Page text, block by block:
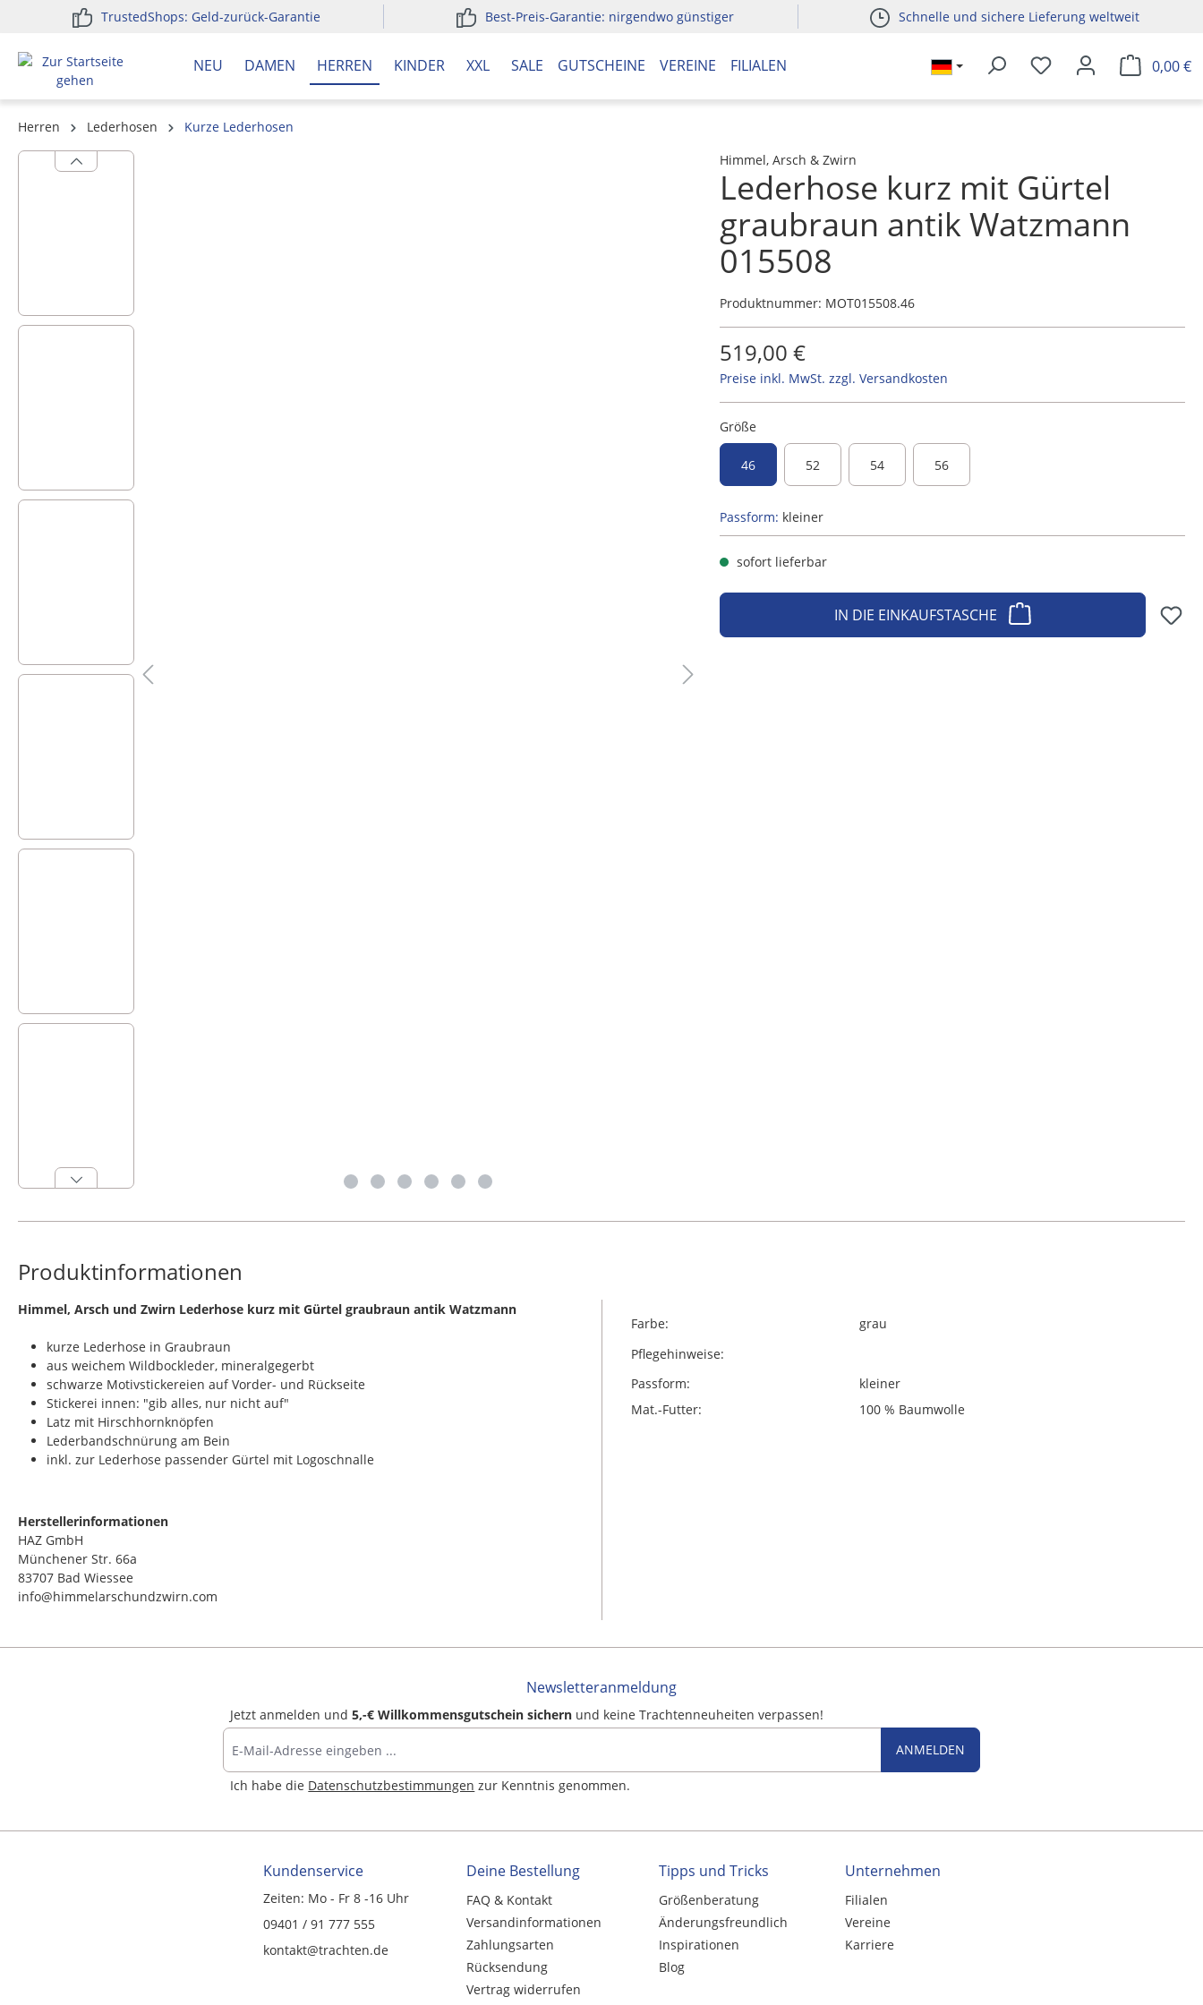
Zur Hauptnavigation springen
TrustedShops: Geld-zurück-Garantie Best-Preis-Garantie: nirgendwo günstiger Schnelle und sichere Lieferung weltweit
NEU DAMEN HERREN KINDER XXL SALE GUTSCHEINE VEREINE FILIALEN 0,00 €
Herren Lederhosen
Kurze Lederhosen
Bildergalerie überspringen
Himmel, Arsch & Zwirn
Lederhose kurz mit Gürtel
graubraun antik Watzmann
015508
Produktnummer: MOT015508.46
519,00 €
Preise inkl. MwSt. zzgl. Versandkosten
Größe
46 52 54 56
Passform: kleiner
sofort lieferbar
IN DIE EINKAUFSTASCHE
Produktinformationen
​Himmel, Arsch und Zwirn Lederhose kurz mit Gürtel graubraun antik Watzmann
kurze Lederhose in Graubraun
aus weichem Wildbockleder, mineralgegerbt
schwarze Motivstickereien auf Vorder- und Rückseite
Stickerei innen: "gib alles, nur nicht auf"
Latz mit Hirschhornknöpfen
Lederbandschnürung am Bein
inkl. zur Lederhose passender Gürtel mit Logoschnalle
Herstellerinformationen
HAZ GmbH
Münchener Str. 66a
83707 Bad Wiessee
info@himmelarschundzwirn.com
Farbe:
grau
Pflegehinweise:
Passform:
kleiner
Mat.-Futter:
100 % Baumwolle
Newsletteranmeldung
Jetzt anmelden und5,-€ Willkommensgutschein sichern und keine Trachtenneuheiten verpassen!
ANMELDEN
Ich habe die Datenschutzbestimmungen zur Kenntnis genommen.
Kundenservice
Zeiten: Mo - Fr 8 -16 Uhr
09401 / 91 777 555
kontakt@trachten.de
Deine Bestellung
FAQ & Kontakt
Versandinformationen
Zahlungsarten
Rücksendung
Vertrag widerrufen
Tipps und Tricks
Größenberatung
Änderungsfreundlich
Inspirationen
Blog
Unternehmen
Filialen
Vereine
Karriere